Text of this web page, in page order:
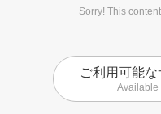
Sorry! This
ご利用可能
Available